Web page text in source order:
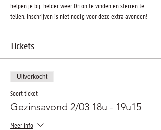
helpen je bij  helder weer Orion te vinden en sterren te
tellen. Inschrijven is niet nodig voor deze extra avonden!
Tickets
Uitverkocht
Soort ticket
Gezinsavond 2/03 18u - 19u15
Meer info